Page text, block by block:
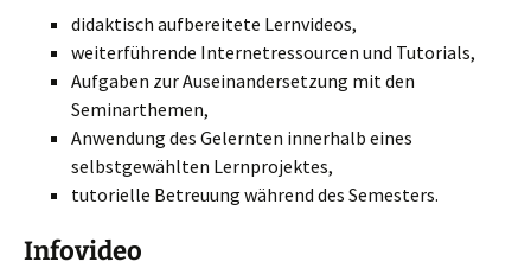
didaktisch aufbereitete Lernvideos,
weiterführende Internetressourcen und Tutorials,
Aufgaben zur Auseinandersetzung mit den
Seminarthemen,
Anwendung des Gelernten innerhalb eines
selbstgewählten Lernprojektes,
tutorielle Betreuung während des Semesters.
Infovideo